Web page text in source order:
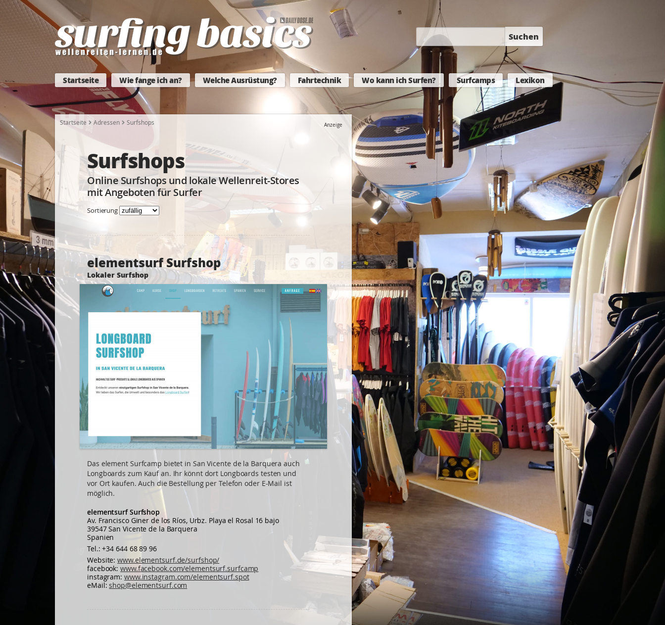
Suchen
Startseite Wie fange ich an? Welche Ausrüstung? Fahrtechnik Wo kann ich Surfen? Surfcamps Lexikon
Startseite Adressen Surfshops Anzeige
Surfshops
Online Surfshops und lokale Wellenreit-Stores
mit Angeboten für Surfer
Sortierung
elementsurf Surfshop
Lokaler Surfshop
Das element Surfcamp bietet in San Vicente de la Barquera auch
Longboards zum Kauf an. Ihr könnt dort Longboards testen und
vor Ort kaufen. Auch die Bestellung per Telefon oder E-Mail ist
möglich.
elementsurf Surfshop
Av. Francisco Giner de los Ríos, Urbz. Playa el Rosal 16 bajo
39547 San Vicente de la Barquera
Spanien
Tel.: +34 644 68 89 96
Website:www.elementsurf.de/surfshop/
facebook:www.facebook.com/elementsurf.surfcamp
instagram: www.instagram.com/elementsurf.spot
eMail:shop@elementsurf.com